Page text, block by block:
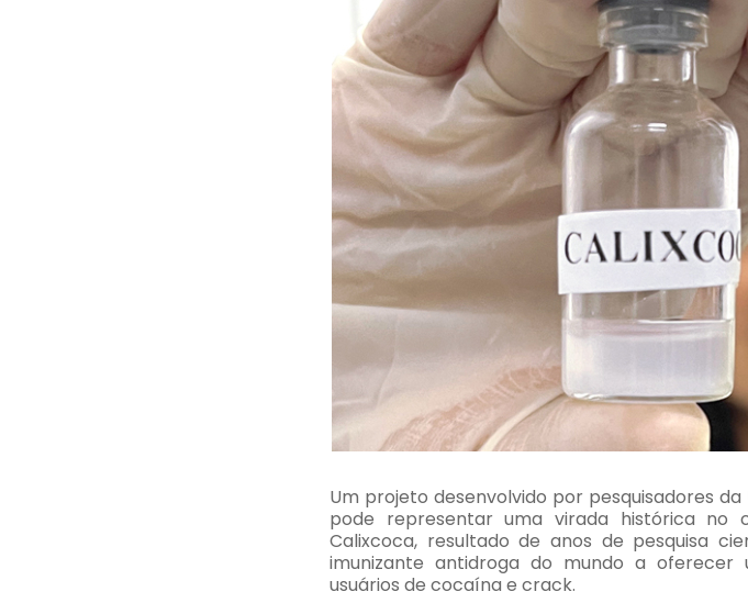
Um projeto desenvolvido por pesquisadores
pode representar uma virada histórica no
Calixcoca, resultado de anos de pesquisa
imunizante antidroga do mundo a
usuários de cocaína e crack.